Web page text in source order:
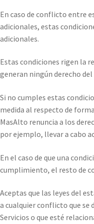
En caso de conflicto entre
adicionales, estas
adicionales.
Estas condiciones rigen la
generan ningún derecho
Si no cumples estas
medida al respecto de
MasAlto renuncia a los
por ejemplo, llevar a cabo
En el caso de que una
cumplimiento, el resto de
Aceptas que las leyes del
a cualquier conflicto que se
Servicios o que esté